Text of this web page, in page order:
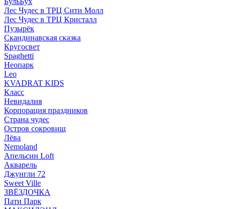
Лес Чудес в ТРЦ Сити Молл
Лес Чудес в ТРЦ Кристалл
Пузырëк
Скандинавская сказка
Кругосвет
Spaghetti
Неопарк
Leo
KVADRAT KIDS
Класс
Невидалия
Корпорация праздников
Страна чудес
Остров сокровищ
Лёва
Nemoland
Апельсин Loft
Акварель
Джунгли 72
Sweet Ville
ЗВЁЗДОЧКА
Пати Парк